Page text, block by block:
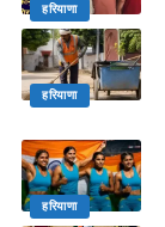
हरियाणा
हरियाणा
हरियाणा